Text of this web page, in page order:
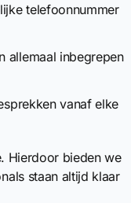
telefoonnummer
allemaal inbegrepen
vanaf elke
Hierdoor bieden we
staan altijd klaar